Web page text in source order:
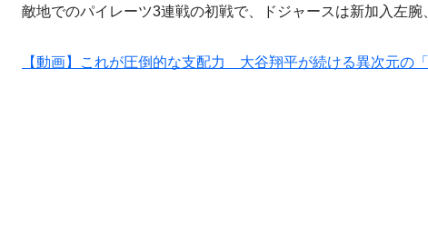
敵地でのパイレーツ3連戦の初戦で、ドジャースは新加入左
【動画】これが圧倒的な支配力 大谷翔平が続ける異次元の